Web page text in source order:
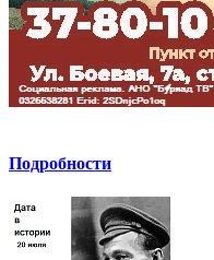
Подробности